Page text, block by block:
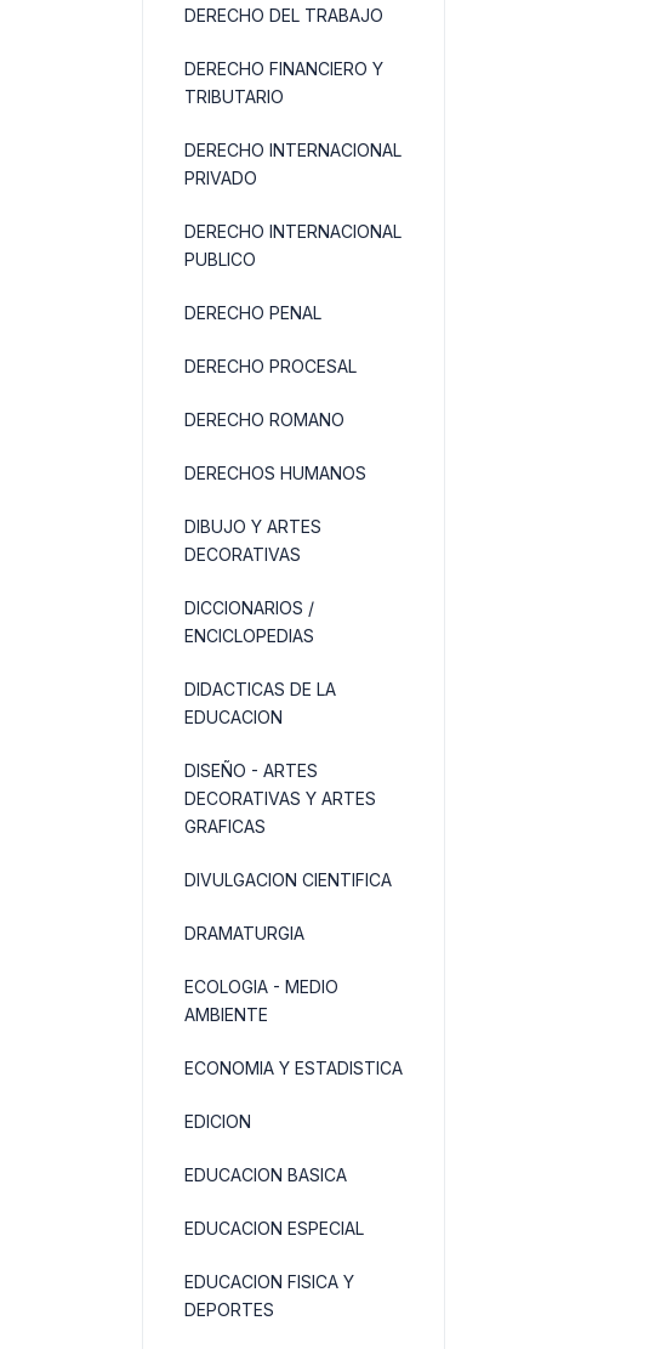
DERECHO DEL TRABAJO
DERECHO FINANCIERO Y
TRIBUTARIO
DERECHO INTERNACIONAL
PRIVADO
DERECHO INTERNACIONAL
PUBLICO
DERECHO PENAL
DERECHO PROCESAL
DERECHO ROMANO
DERECHOS HUMANOS
DIBUJO Y ARTES
DECORATIVAS
DICCIONARIOS /
ENCICLOPEDIAS
DIDACTICAS DE LA
EDUCACION
DISEÑO - ARTES
DECORATIVAS Y ARTES
GRAFICAS
DIVULGACION CIENTIFICA
DRAMATURGIA
ECOLOGIA - MEDIO
AMBIENTE
ECONOMIA Y ESTADISTICA
EDICION
EDUCACION BASICA
EDUCACION ESPECIAL
EDUCACION FISICA Y
DEPORTES